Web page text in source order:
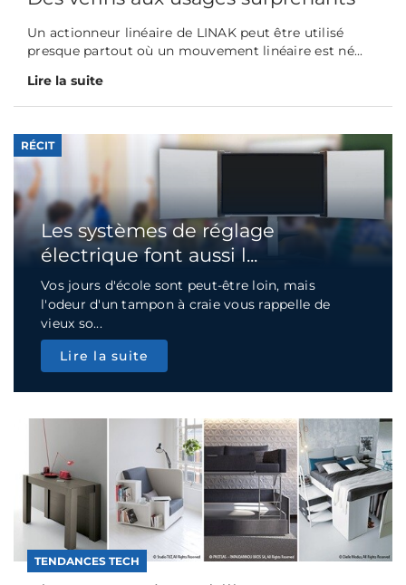
Un actionneur linéaire de LINAK peut être utilisé
presque partout où un mouvement linéaire est né...
Lire la suite
RÉCIT
Les systèmes de réglage
électrique font aussi l...
Vos jours d'école sont peut-être loin, mais
l'odeur d'un tampon à craie vous rappelle de
vieux so...
Lire la suite
TENDANCES TECH